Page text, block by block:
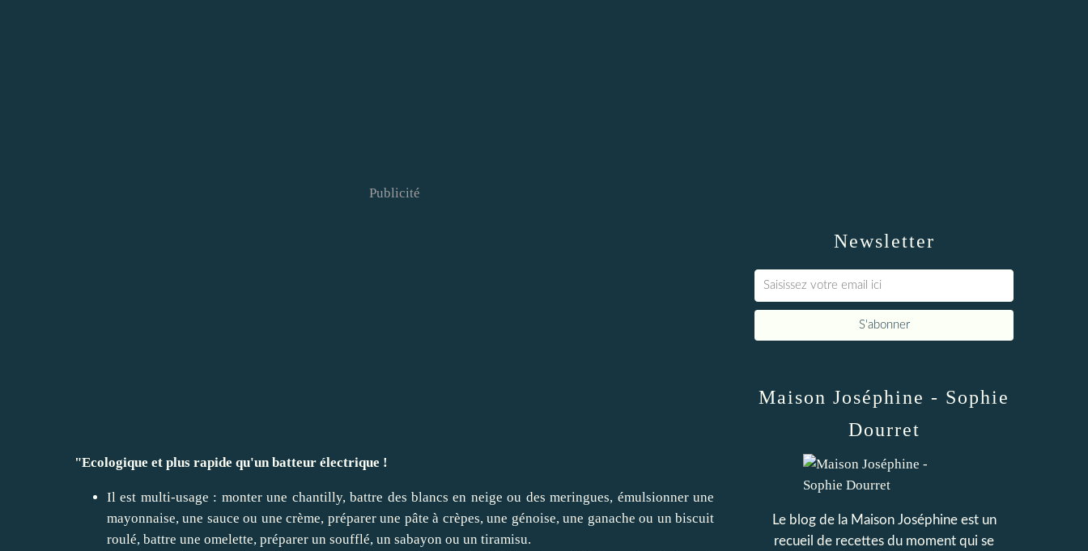
Publicité
"Ecologique et plus rapide qu'un batteur électrique !
Il est multi-usage : monter une chantilly, battre des blancs en neige ou des meringues, émulsionner une
mayonnaise, une sauce ou une crème, préparer une pâte à crèpes, une génoise, une ganache ou un biscuit
roulé, battre une omelette, préparer un soufflé, un sabayon ou un tiramisu.
Newsletter
Maison Joséphine - Sophie
Dourret
Le blog de la Maison Joséphine est un
recueil de recettes du moment qui se